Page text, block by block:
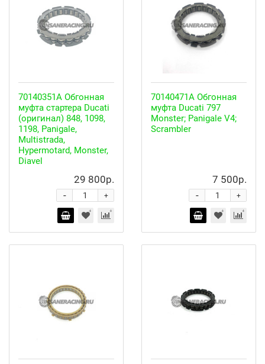
70140351A Обгонная
муфта стартера Ducati
(оригинал) 848, 1098,
1198, Panigale,
Multistrada,
Hypermotard, Monster,
Diavel
29 800р.
+
-
70140471A Обгонная
муфта Ducati 797
Monster; Panigale V4;
Scrambler
7 500р.
+
-